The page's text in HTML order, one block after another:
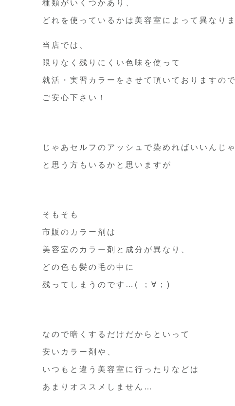
種類がいくつかあり、
どれを使っているかは美容室によって異なりま
当店では、
限りなく残りにくい色味を使って
就活・実習カラーをさせて頂いておりますので
ご安心下さい！
じゃあセルフのアッシュで染めればいいんじ
と思う方もいるかと思いますが
そもそも
市販のカラー剤は
美容室のカラー剤と成分が異なり、
どの色も髪の毛の中に
残ってしまうのです…( ；∀；)
なので暗くするだけだからといって
安いカラー剤や、
いつもと違う美容室に行ったりなどは
あまりオススメしません…